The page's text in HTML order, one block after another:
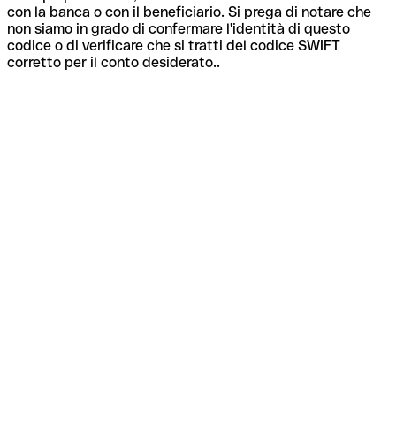
con la banca o con il beneficiario. Si prega di notare che
non siamo in grado di confermare l'identità di questo
codice o di verificare che si tratti del codice SWIFT
corretto per il conto desiderato..